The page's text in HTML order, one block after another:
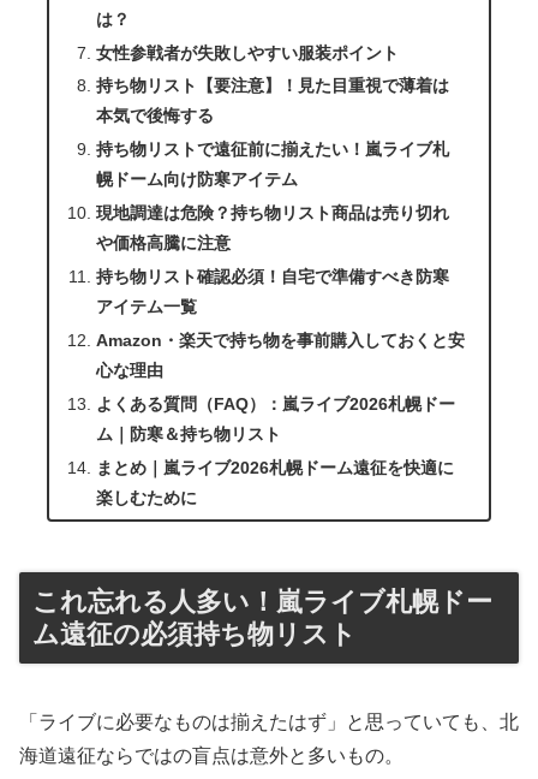
は？
女性参戦者が失敗しやすい服装ポイント
持ち物リスト【要注意】！見た目重視で薄着は
本気で後悔する
持ち物リストで遠征前に揃えたい！嵐ライブ札
幌ドーム向け防寒アイテム
現地調達は危険？持ち物リスト商品は売り切れ
や価格高騰に注意
持ち物リスト確認必須！自宅で準備すべき防寒
アイテム一覧
Amazon・楽天で持ち物を事前購入しておくと安
心な理由
よくある質問（FAQ）：嵐ライブ2026札幌ドー
ム｜防寒＆持ち物リスト
まとめ｜嵐ライブ2026札幌ドーム遠征を快適に
楽しむために
これ忘れる人多い！嵐ライブ札幌ドー
ム遠征の必須持ち物リスト
「ライブに必要なものは揃えたはず」と思っていても、北
海道遠征ならではの盲点は意外と多いもの。